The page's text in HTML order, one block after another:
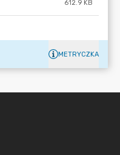
612.9 KB
METRYCZKA